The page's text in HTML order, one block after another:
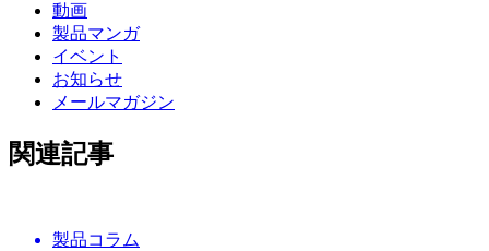
動画
製品マンガ
イベント
お知らせ
メールマガジン
関連記事
製品コラム